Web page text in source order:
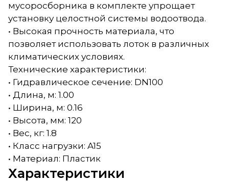
мусоросборника в комплекте упрощает
установку целостной системы водоотвода.
• Высокая прочность материала, что
позволяет использовать лоток в различных
климатических условиях.
Технические характеристики:
• Гидравлическое сечение: DN100
• Длина, м: 1.00
• Ширина, м: 0.16
• Высота, мм: 120
• Вес, кг: 1.8
• Класс нагрузки: A15
• Материал: Пластик
Характеристики